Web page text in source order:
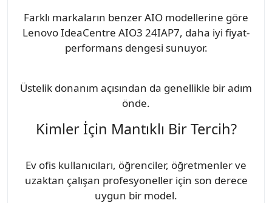
Farklı markaların benzer AIO modellerine göre
Lenovo IdeaCentre AIO3 24IAP7, daha iyi fiyat-
performans dengesi sunuyor.
Üstelik donanım açısından da genellikle bir adım
önde.
Kimler İçin Mantıklı Bir Tercih?
Ev ofis kullanıcıları, öğrenciler, öğretmenler ve
uzaktan çalışan profesyoneller için son derece
uygun bir model.